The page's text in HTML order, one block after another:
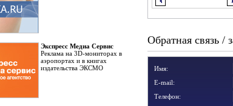
Обратная связь /
Имя:
E-mail:
Телефон:
Экспресс Медиа Сервис
Реклама на 3D-мониторах в
аэропортах и в книгах
издательства ЭКСМО